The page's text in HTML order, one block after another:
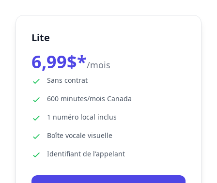
Lite
6,99$*/mois
Sans contrat
600 minutes/mois Canada
1 numéro local inclus
Boîte vocale visuelle
Identifiant de l'appelant